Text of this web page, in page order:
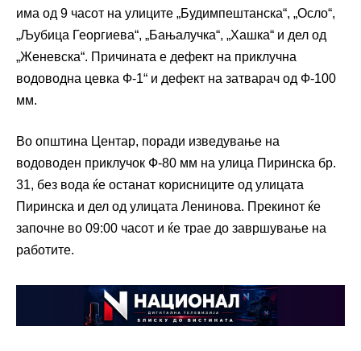
има од 9 часот на улиците „Будимпештанска“, „Осло“,
„Љубица Георгиева“, „Бањалучка“, „Хашка“ и дел од
„Женевска“. Причината е дефект на приклучна
водоводна цевка Ф-1“ и дефект на затварач од Ф-100
мм.
Во општина Центар, поради изведување на
водоводен приклучок Ф-80 мм на улица Пиринска бр.
31, без вода ќе останат корисниците од улицата
Пиринска и дел од улицата Ленинова. Прекинот ќе
започне во 09:00 часот и ќе трае до завршување на
работите.